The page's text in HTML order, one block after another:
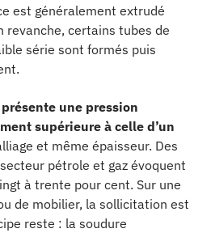
est généralement extrudé
revanche, certains tubes de
série sont formés puis
une pression
supérieure à celle d’un
et même épaisseur. Des
pétrole et gaz évoquent
à trente pour cent. Sur une
de mobilier, la sollicitation est
reste : la soudure